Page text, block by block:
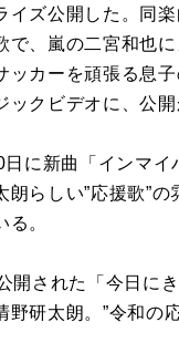
イズ公開した。同
で、嵐の二宮和也
ッカーを頑張る息
ックビデオに、公
に新曲「インマ
朗らしい”応援歌”
る。
開された「今日に
野研太朗。”令和の